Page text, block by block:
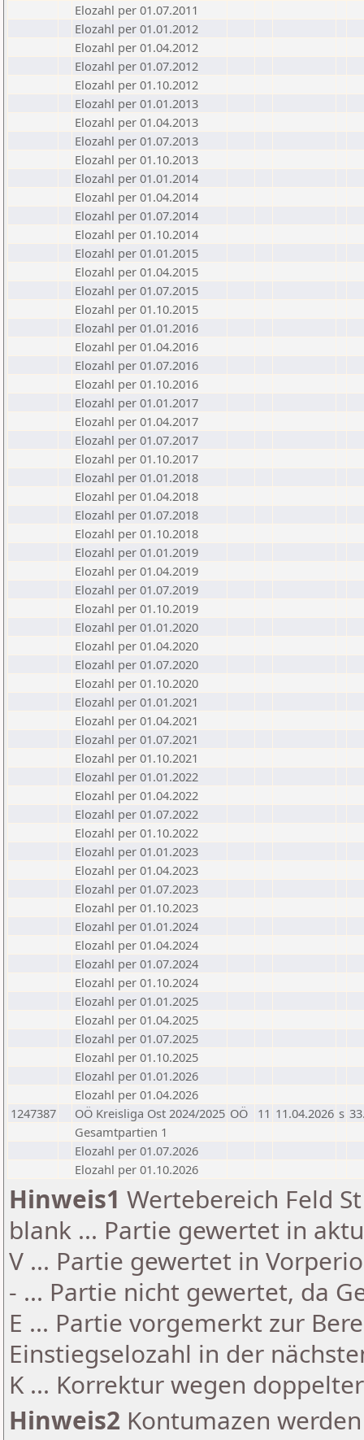
Elozahl per 01.07.2011
Elozahl per 01.01.2012
Elozahl per 01.04.2012
Elozahl per 01.07.2012
Elozahl per 01.10.2012
Elozahl per 01.01.2013
Elozahl per 01.04.2013
Elozahl per 01.07.2013
Elozahl per 01.10.2013
Elozahl per 01.01.2014
Elozahl per 01.04.2014
Elozahl per 01.07.2014
Elozahl per 01.10.2014
Elozahl per 01.01.2015
Elozahl per 01.04.2015
Elozahl per 01.07.2015
Elozahl per 01.10.2015
Elozahl per 01.01.2016
Elozahl per 01.04.2016
Elozahl per 01.07.2016
Elozahl per 01.10.2016
Elozahl per 01.01.2017
Elozahl per 01.04.2017
Elozahl per 01.07.2017
Elozahl per 01.10.2017
Elozahl per 01.01.2018
Elozahl per 01.04.2018
Elozahl per 01.07.2018
Elozahl per 01.10.2018
Elozahl per 01.01.2019
Elozahl per 01.04.2019
Elozahl per 01.07.2019
Elozahl per 01.10.2019
Elozahl per 01.01.2020
Elozahl per 01.04.2020
Elozahl per 01.07.2020
Elozahl per 01.10.2020
Elozahl per 01.01.2021
Elozahl per 01.04.2021
Elozahl per 01.07.2021
Elozahl per 01.10.2021
Elozahl per 01.01.2022
Elozahl per 01.04.2022
Elozahl per 01.07.2022
Elozahl per 01.10.2022
Elozahl per 01.01.2023
Elozahl per 01.04.2023
Elozahl per 01.07.2023
Elozahl per 01.10.2023
Elozahl per 01.01.2024
Elozahl per 01.04.2024
Elozahl per 01.07.2024
Elozahl per 01.10.2024
Elozahl per 01.01.2025
Elozahl per 01.04.2025
Elozahl per 01.07.2025
Elozahl per 01.10.2025
Elozahl per 01.01.2026
Elozahl per 01.04.2026
1247387
OÖ Kreisliga Ost 2024/2025 OÖ 11 11.04.2026 s
Gesamtpartien 1
Elozahl per 01.07.2026
Elozahl per 01.10.2026
Hinweis1 Wertebereich Feld
blank ... Partie gewertet in
V ... Partie gewertet in
- ... Partie nicht gewertet, da
E ... Partie vorgemerkt zur
Einstiegselozahl in der
K ... Korrektur wegen
Hinweis2 Kontumazen